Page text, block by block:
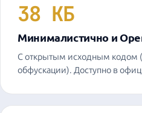
38 КБ
Минималистично и
С открытым исходным кодом
обфускации). Доступно в